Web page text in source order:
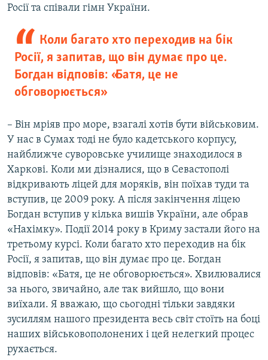
Росії та співали гімн України.
Коли багато хто переходив на бік
Росії, я запитав, що він думає про це.
Богдан відповів: «Батя, це не
обговорюється»
– Він мріяв про море, взагалі хотів бути військовим.
У нас в Сумах тоді не було кадетського корпусу,
найближче суворовське училище знаходилося в
Харкові. Коли ми дізналися, що в Севастополі
відкривають ліцей для моряків, він поїхав туди та
вступив, це 2009 року. А після закінчення ліцею
Богдан вступив у кілька вишів України, але обрав
«Нахімку». Події 2014 року в Криму застали його на
третьому курсі. Коли багато хто переходив на бік
Росії, я запитав, що він думає про це. Богдан
відповів: «Батя, це не обговорюється». Хвилювалися
за нього, звичайно, але так вийшло, що вони
виїхали. Я вважаю, що сьогодні тільки завдяки
зусиллям нашого президента весь світ стоїть на боці
наших військовополонених і цей нелегкий процес
рухається.